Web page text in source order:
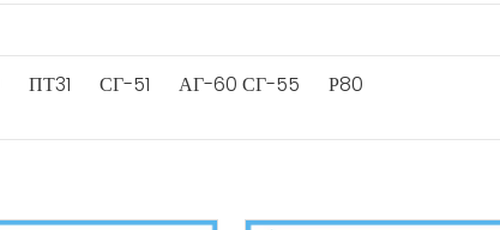
ПТ31 СГ-51 АГ-60 СГ-55 Р80